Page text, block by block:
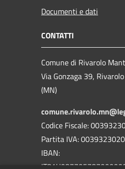
Documenti e dati
CONTATTI
Comune di Rivarolo
Via Gonzaga 39,
(MN)
Codice Fiscale:
Partita IVA:
IBAN: